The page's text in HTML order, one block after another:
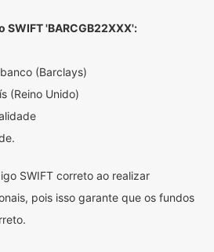
'BARCGB22XXX':
(Barclays)
(Reino Unido)
SWIFT correto ao realizar
pois isso garante que os fundos